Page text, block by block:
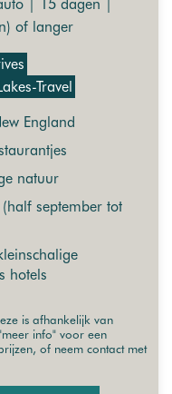
| 15 dagen |
of langer
Travel
England
natuur
september tot
hotels
is afhankelijk van
info" voor een
of neem contact met